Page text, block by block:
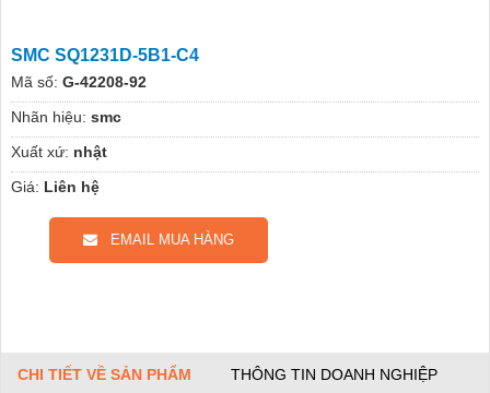
SMC SQ1231D-5B1-C4
Mã số: G-42208-92
Nhãn hiệu: smc
Xuất xứ: nhật
Giá: Liên hệ
EMAIL MUA HÀNG
CHI TIẾT VỀ SẢN PHẨM THÔNG TIN DOANH NGHIỆP